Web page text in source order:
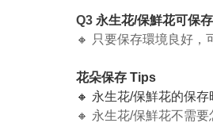
Q3 永生花/保鮮花可保
🔸 只要保存環境良好，
花朵保存 Tips
🔸 永生花/保鮮花的保
🔸 永生花/保鮮花不需